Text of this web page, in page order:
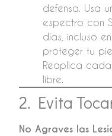
defensa. Usa
espectro con
días, incluso
proteger tu
Reaplica
libre.
2. Evita
No Agraves las